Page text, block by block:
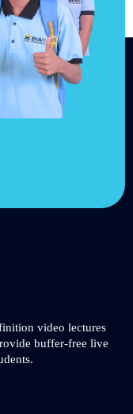
video lectures
buffer-free live